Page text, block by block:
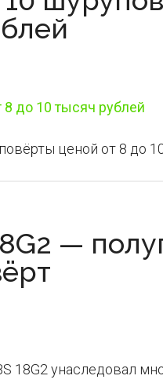
ценой от 8 до
—
18G2 унаследовал